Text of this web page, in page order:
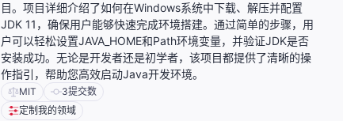
目。项目详细介绍了如何在Windows系统中下载、解压并配置
JDK 11，确保用户能够快速完成环境搭建。通过简单的步骤，用
户可以轻松设置JAVA_HOME和Path环境变量，并验证JDK是否
安装成功。无论是开发者还是初学者，该项目都提供了清晰的操
作指引，帮助您高效启动Java开发环境。
MIT 3提交数
定制我的领域